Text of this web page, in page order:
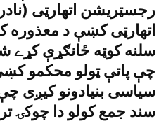
رجسټريشن اتهارټى
اتهارټى کښې د معذوره
سلنه کوټه ځانګړې کړے
چې پاتې ټولو محکمو
سياسى بنيادونو کيږى
سند جمع کولو دا چوکۍ